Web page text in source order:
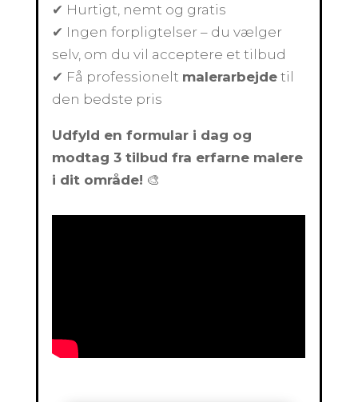
✔ Hurtigt, nemt og gratis
✔ Ingen forpligtelser – du vælger
selv, om du vil acceptere et tilbud
✔ Få professionelt malerarbejde til
den bedste pris
Udfyld en formular i dag og
modtag 3 tilbud fra erfarne malere
i dit område! 🎨